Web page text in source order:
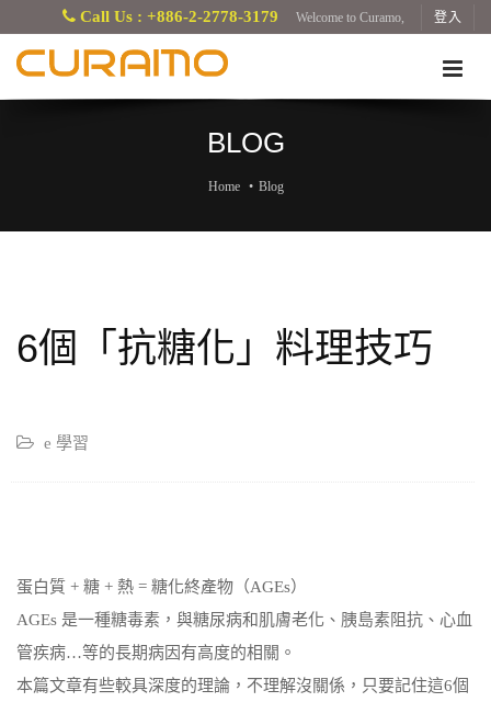
Call Us : +886-2-2778-3179 Welcome to Curamo, 登入
BLOG
Home Blog
6個「抗糖化」料理技巧
e 學習
蛋白質 + 糖 + 熱 = 糖化終產物（AGEs）
AGEs 是一種糖毒素，與糖尿病和肌膚老化、胰島素阻抗、心血
管疾病…等的長期病因有高度的相關。
本篇文章有些較具深度的理論，不理解沒關係，只要記住這6個